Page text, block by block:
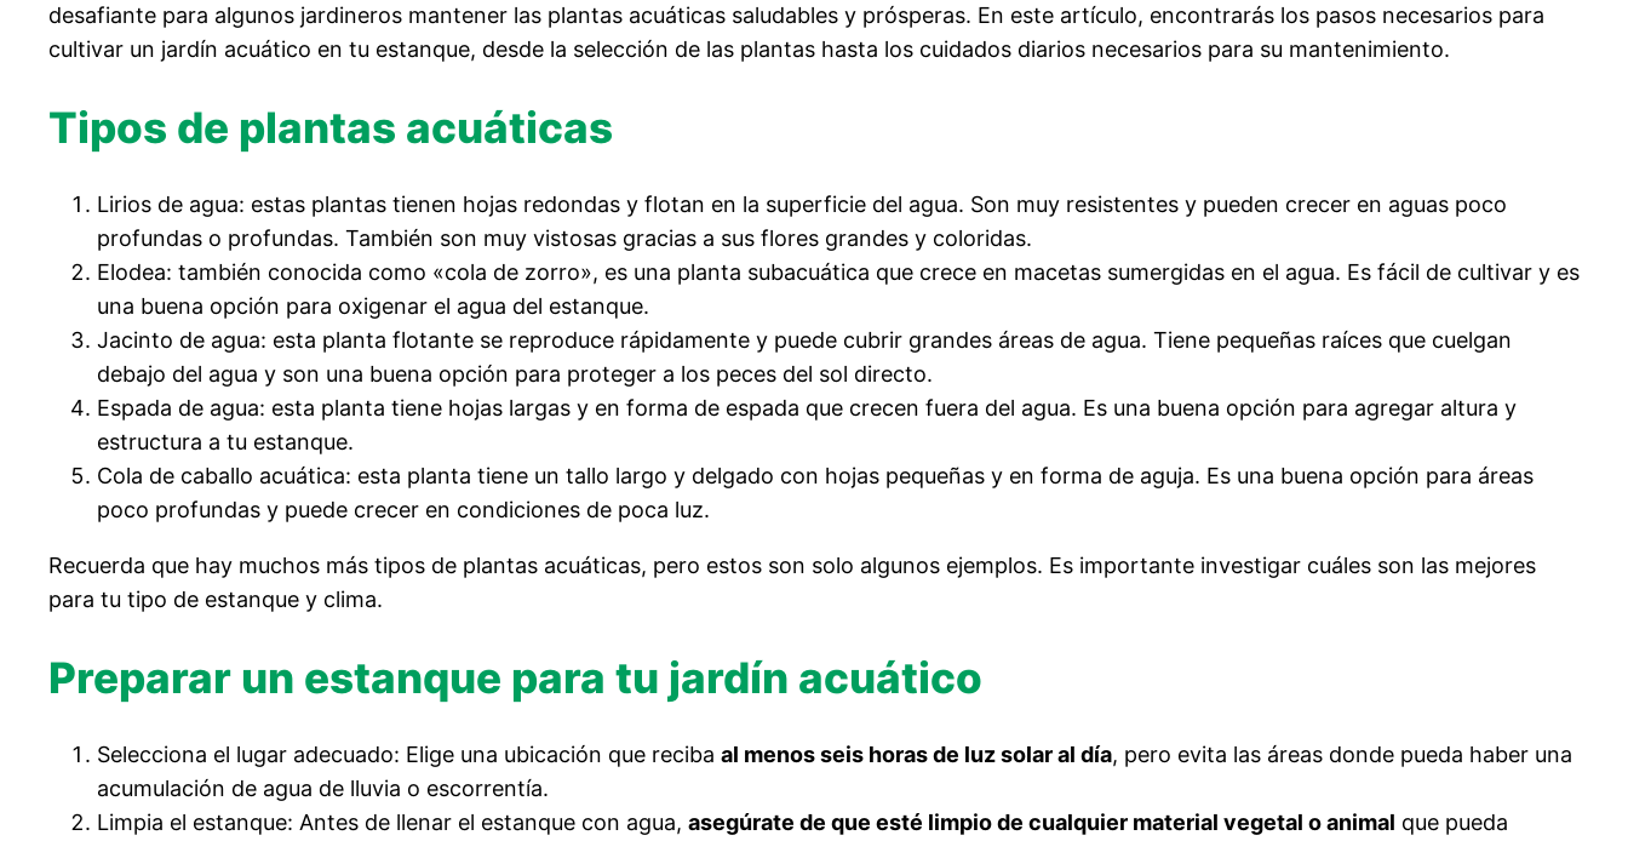
desafiante para algunos jardineros mantener las plantas acuáticas saludables y prósperas. En este artículo, encontrarás los pasos necesarios para
cultivar un jardín acuático en tu estanque, desde la selección de las plantas hasta los cuidados diarios necesarios para su mantenimiento.
Tipos de plantas acuáticas
Lirios de agua: estas plantas tienen hojas redondas y flotan en la superficie del agua. Son muy resistentes y pueden crecer en aguas poco
profundas o profundas. También son muy vistosas gracias a sus flores grandes y coloridas.
Elodea: también conocida como «cola de zorro», es una planta subacuática que crece en macetas sumergidas en el agua. Es fácil de cultivar y es
una buena opción para oxigenar el agua del estanque.
Jacinto de agua: esta planta flotante se reproduce rápidamente y puede cubrir grandes áreas de agua. Tiene pequeñas raíces que cuelgan
debajo del agua y son una buena opción para proteger a los peces del sol directo.
Espada de agua: esta planta tiene hojas largas y en forma de espada que crecen fuera del agua. Es una buena opción para agregar altura y
estructura a tu estanque.
Cola de caballo acuática: esta planta tiene un tallo largo y delgado con hojas pequeñas y en forma de aguja. Es una buena opción para áreas
poco profundas y puede crecer en condiciones de poca luz.
Recuerda que hay muchos más tipos de plantas acuáticas, pero estos son solo algunos ejemplos. Es importante investigar cuáles son las mejores
para tu tipo de estanque y clima.
Preparar un estanque para tu jardín acuático
Selecciona el lugar adecuado: Elige una ubicación que reciba al menos seis horas de luz solar al día, pero evita las áreas donde pueda haber una
acumulación de agua de lluvia o escorrentía.
Limpia el estanque: Antes de llenar el estanque con agua, asegúrate de que esté limpio de cualquier material vegetal o animal que pueda